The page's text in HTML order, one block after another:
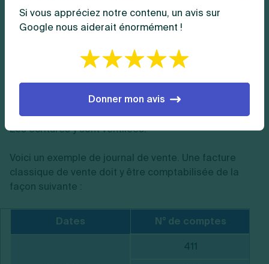
Ainsi, lorsque vous comptabilisez dans un registre vos
ventes effectuées, il faut opérer une scission
Exemple de journal de vente
Le journal de vente se présente généralement sous la
forme d’un tableau contenant différentes colonnes.
Les écritures y sont ventilées.
Voici un exemple de journal de vente. Une facture
classique de vente doit y être comptabilisée de la
façon suivante :
Dates N° de comptes
411
Si vous appréciez notre contenu, un avis sur
Google nous aiderait énormément !
Donner mon avis